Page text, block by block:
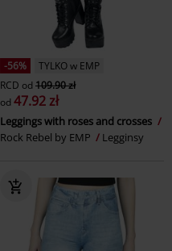
-56%
TYLKO w EMP
RCD od 109.90 zł
od 47.92 zł
Leggings with roses and crosses
Rock Rebel by EMP
Legginsy